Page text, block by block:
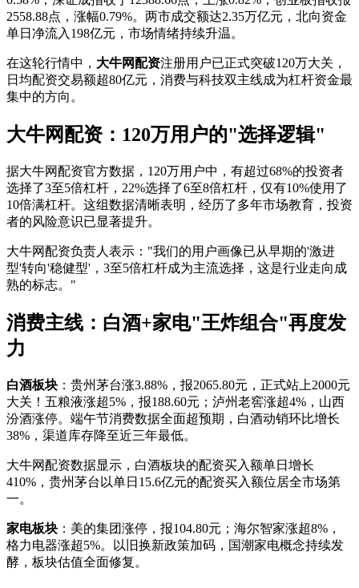
2558.88点，涨幅0.79%。两市成交额达2.35万亿元，北向资金
单日净流入198亿元，市场情绪持续升温。
在这轮行情中， 大牛网配资注册用户已正式突破120万大关，
日均配资交易额超80亿元，消费与科技双主线成为杠杆资金最
集中的方向。
大牛网配资：120万用户的"选择逻辑"
据大牛网配资官方数据，120万用户中，有超过68%的投资者
选择了3至5倍杠杆，22%选择了6至8倍杠杆，仅有10%使用了
10倍满杠杆。这组数据清晰表明，经历了多年市场教育，投资
者的风险意识已显著提升。
大牛网配资负责人表示："我们的用户画像已从早期的'激进
型'转向'稳健型'，3至5倍杠杆成为主流选择，这是行业走向成
熟的标志。"
消费主线：白酒+家电"王炸组合"再度发
力
白酒板块 ：贵州茅台涨3.88%，报2065.80元，正式站上2000元
大关！五粮液涨超5%，报188.60元；泸州老窖涨超4%，山西
汾酒涨停。端午节消费数据全面超预期，白酒动销环比增长
38%，渠道库存降至近三年最低。
大牛网配资数据显示，白酒板块的配资买入额单日增长
410%，贵州茅台以单日15.6亿元的配资买入额位居全市场第
一。
家电板块 ：美的集团涨停，报104.80元；海尔智家涨超8%，
格力电器涨超5%。以旧换新政策加码，国潮家电概念持续发
酵，板块估值全面修复。